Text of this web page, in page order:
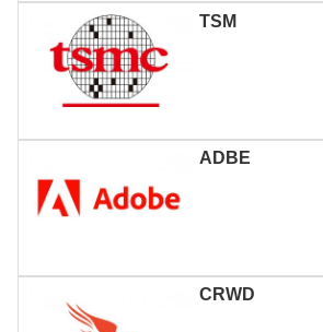
TSM
ADBE
CRWD